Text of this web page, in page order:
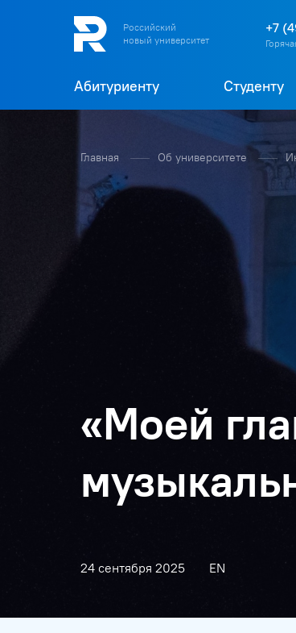
Российский
новый университет
+7
Абитуриенту Студенту
Главная Об университете
«Моей
24 сентября 2025 EN